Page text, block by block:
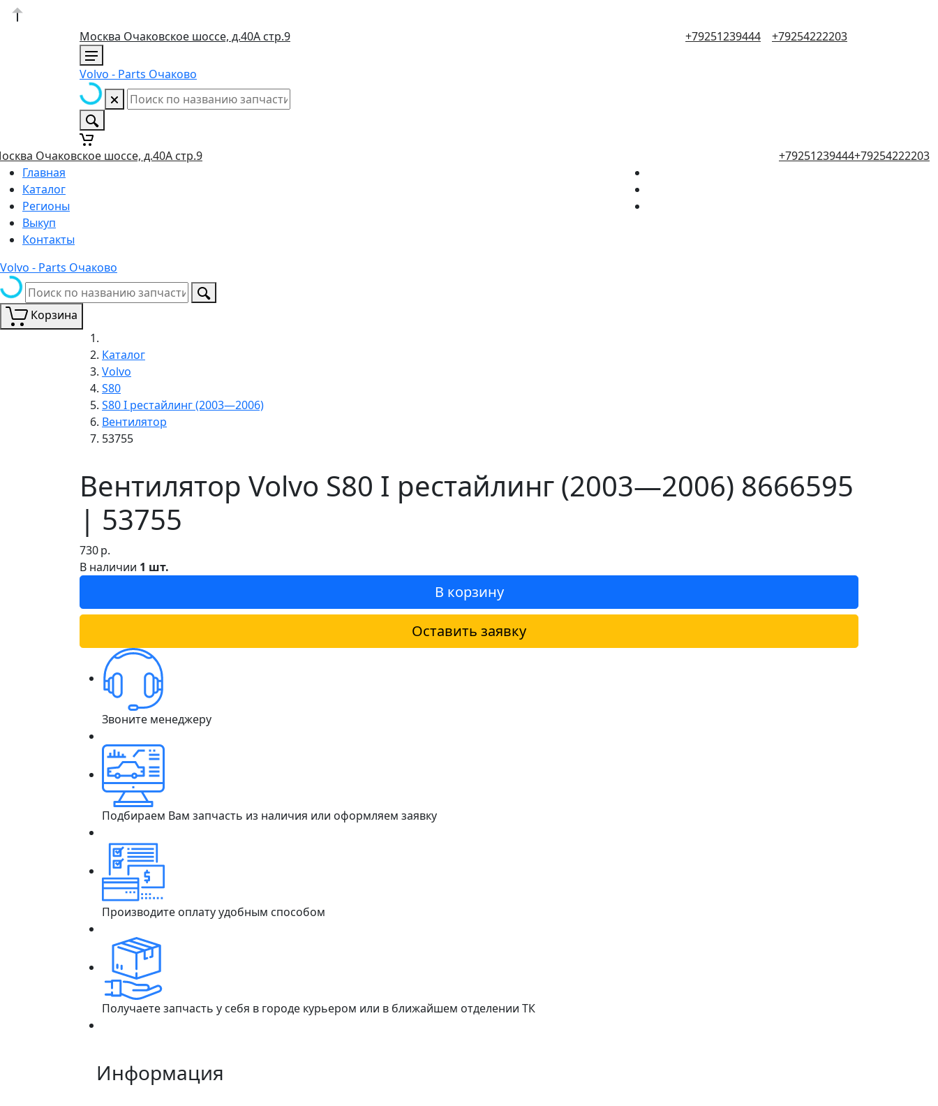
Москва Очаковское шоссе, д.40А стр.9 +79251239444 +79254222203
Volvo - Parts Очаково
Очаковское шоссе, д.40А стр.9 +79251239444+79254222203
Главная
Каталог
Регионы
Выкуп
Контакты
Volvo - Parts Очаково
Корзина
Каталог
Volvo
S80
S80 I рестайлинг (2003—2006)
Вентилятор
53755
Вентилятор Volvo S80 I рестайлинг (2003—2006) 8666595
| 53755
730р.
В наличии 1 шт.
В корзину
Оставить заявку
Звоните менеджеру
Подбираем Вам запчасть из наличия или оформляем заявку
Производите оплату удобным способом
Получаете запчасть у себя в городе курьером или в ближайшем отделении ТК
Информация